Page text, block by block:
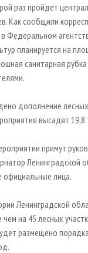
ДОМОСТРОЕНИЕ
МЕБЕЛИ
ДЕЛЕГАЦИИ
ИНВЕСТПРОЕКТЫ
REVIEW
раз пройдет
Как сообщили
Федеральном
планируется на
санитарная
дополнение
высадят 19,8
примут
Ленинградской
официальные лица.
Ленинградской
чем на 45 лесных
размещено